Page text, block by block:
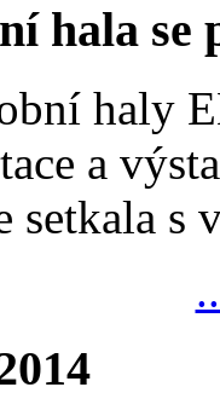
hala
haly
a
setkala s